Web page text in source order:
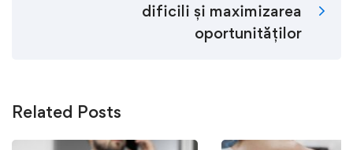
dificili și maximizarea
oportunităților
Related Posts